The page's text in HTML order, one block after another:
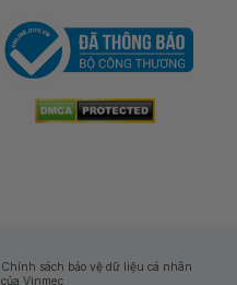
Chính sách bảo vệ dữ liệu cá nhân
của Vinmec